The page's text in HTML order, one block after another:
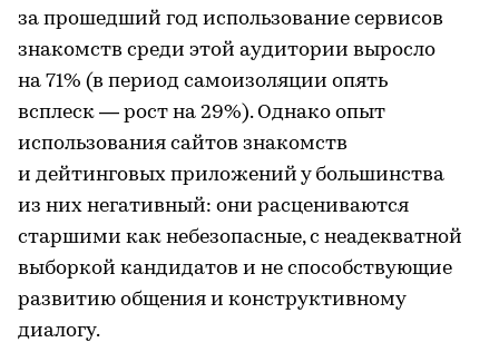
за прошедший год использование сервисов
знакомств среди этой аудитории выросло
на 71% (в период самоизоляции опять
всплеск — рост на 29%). Однако опыт
использования сайтов знакомств
и дейтинговых приложений у большинства
из них негативный: они расцениваются
старшими как небезопасные, с неадекватной
выборкой кандидатов и не способствующие
развитию общения и конструктивному
диалогу.